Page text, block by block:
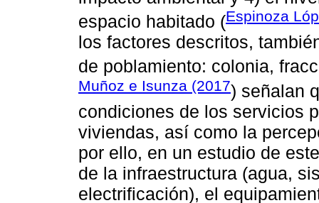
espacio habitado (Espinoza
los factores descritos,
de poblamiento: colonia,
Muñoz e Isunza (2017) señalan
condiciones de los servicios
viviendas, así como la
por ello, en un estudio de
de la infraestructura (agua,
electrificación), el